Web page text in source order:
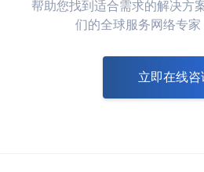
帮助您找到适合需求的解决方
们的全球服务网络专家
立即在线咨